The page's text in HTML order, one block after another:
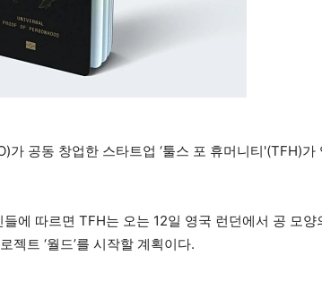
가 공동 창업한 스타트업 ‘툴스 포 휴머니티'(TFH)가
에 따르면 TFH는 오는 12일 영국 런던에서 공 모양
젝트 ‘월드’를 시작할 계획이다.